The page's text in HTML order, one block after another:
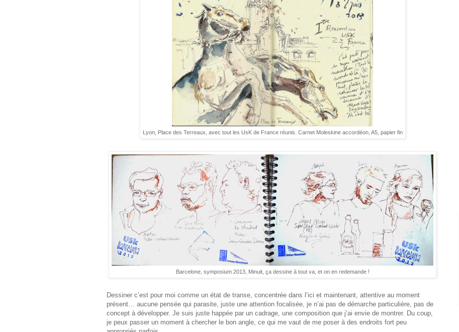
Lyon, Place des Terreaux, avec tout les UsK de France réunis. Carnet Moleskine accordéon, A5, papier fin
Barcelone, symposium 2013, Minuit, ça dessine à tout va, et on en redemande !
Dessiner c’est pour moi comme un état de transe, concentrée dans l’ici et maintenant, attentive au moment
présent… aucune pensée qui parasite, juste une attention focalisée, je n’ai pas de démarche particulière, pas de
concept à développer. Je suis juste happée par un cadrage, une composition que j’ai envie de montrer. Du coup,
je peux passer un moment à chercher le bon angle, ce qui me vaut de me poser à des endroits fort peu